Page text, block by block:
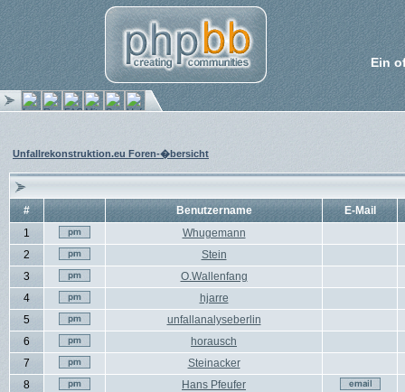
Ein
Unfallrekonstruktion.eu Foren-�bersicht
# Benutzername
E-Mail
1
Whugemann
2
Stein
3
O.Wallenfang
4
hjarre
5
unfallanalyseberlin
6
horausch
7
Steinacker
8
Hans Pfeufer